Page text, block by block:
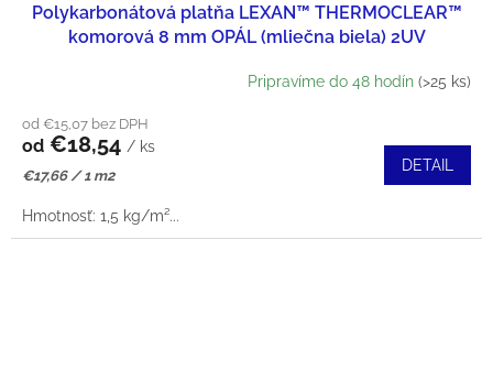
Polykarbonátová platňa LEXAN™ THERMOCLEAR™
komorová 8 mm OPÁL (mliečna biela) 2UV
Pripravíme do 48 hodín (>25 ks)
od €15,07 bez DPH
od €18,54 / ks
Jednotková
€17,66 / 1 m2
DETAIL
Hmotnosť: 1,5 kg/m²...